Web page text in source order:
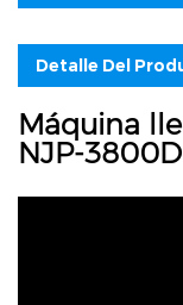
Detalle Del
Máquina
NJP-